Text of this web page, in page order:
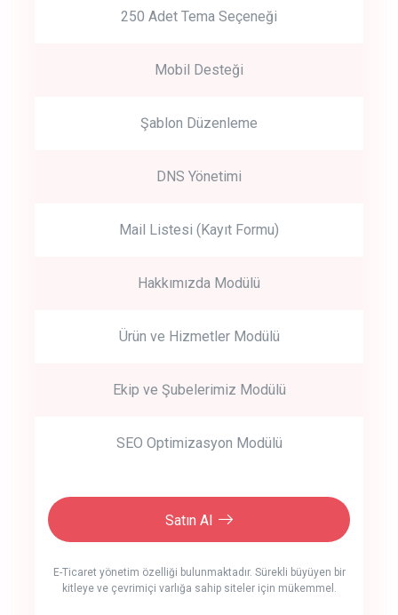
250 Adet Tema Seçeneği
Mobil Desteği
Şablon Düzenleme
DNS Yönetimi
Mail Listesi (Kayıt Formu)
Hakkımızda Modülü
Ürün ve Hizmetler Modülü
Ekip ve Şubelerimiz Modülü
SEO Optimizasyon Modülü
Satın Al
E-Ticaret yönetim özelliği bulunmaktadır. Sürekli büyüyen bir
kitleye ve çevrimiçi varlığa sahip siteler için mükemmel.